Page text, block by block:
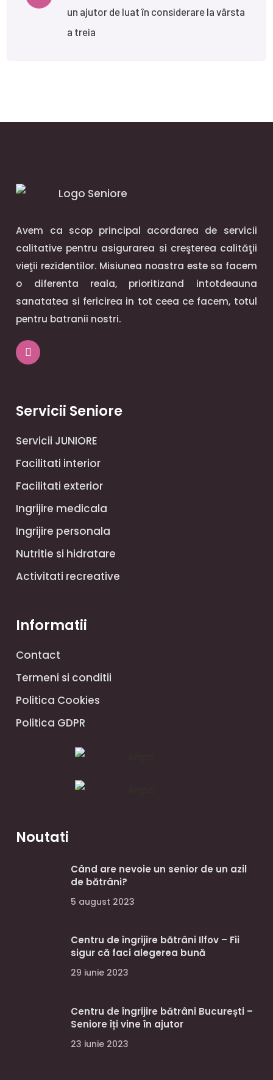
un ajutor de luat în considerare la vârsta
a treia
Avem ca scop principal acordarea de servicii
calitative pentru asigurarea si creşterea calităţii
vieţii rezidentilor. Misiunea noastra este sa facem
o diferenta reala, prioritizand intotdeauna
sanatatea si fericirea in tot ceea ce facem, totul
pentru batranii nostri.
Servicii Seniore
Servicii JUNIORE
Facilitati interior
Facilitati exterior
Ingrijire medicala
Ingrijire personala
Nutritie si hidratare
Activitati recreative
Informatii
Contact
Termeni si conditii
Politica Cookies
Politica GDPR
Noutati
Când are nevoie un senior de un azil
de bătrâni?
5 august 2023
Centru de îngrijire bătrâni Ilfov – Fii
sigur că faci alegerea bună
29 iunie 2023
Centru de îngrijire bătrâni București –
Seniore îți vine în ajutor
23 iunie 2023